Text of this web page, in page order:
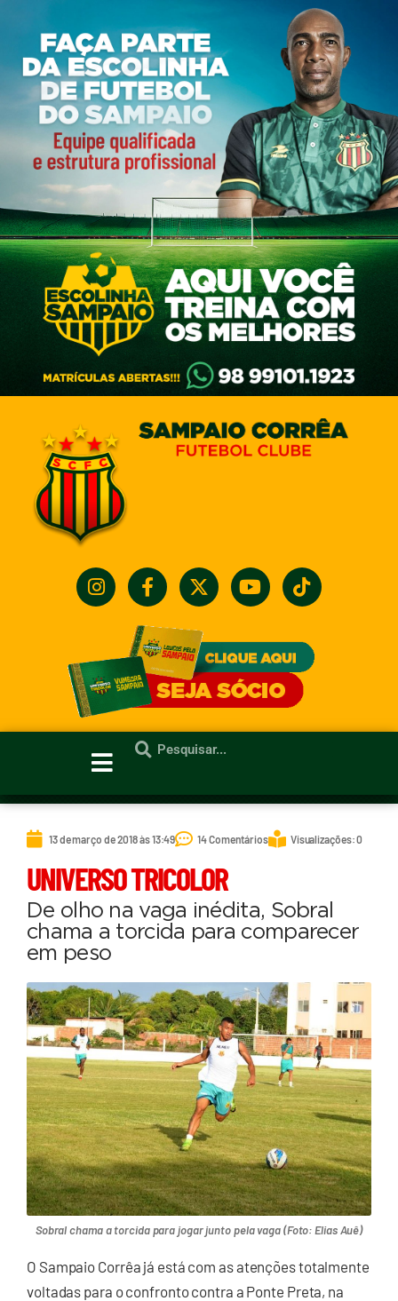
13 de março de 2018 às 13:49 14 Comentários Visualizações: 0
UNIVERSO TRICOLOR
De olho na vaga inédita, Sobral
chama a torcida para comparecer
em peso
Sobral chama a torcida para jogar junto pela vaga (Foto: Elias Auê)
O Sampaio Corrêa já está com as atenções totalmente
voltadas para o confronto contra a Ponte Preta, na